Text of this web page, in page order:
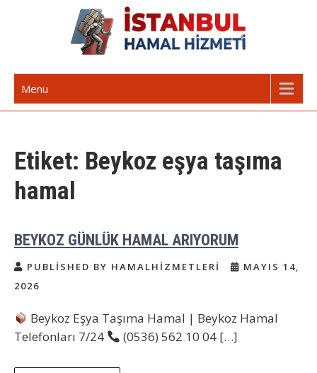
İstanbul Günlük Hamal | Hamal
Arıyorum Hamal Lazım
Menu
Etiket: Beykoz eşya taşıma
hamal
BEYKOZ GÜNLÜK HAMAL ARIYORUM
PUBLISHED BY HAMALHIZMETLERI
MAYIS 14,
2026
Beykoz Eşya Taşıma Hamal | Beykoz Hamal
Telefonları 7/24
(0536) 562 10 04 […]